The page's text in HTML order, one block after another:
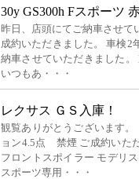
30y GS300h Fスポーツ
昨日、店頭にてご納車させて
成約いただきました。 車検2
納車させていただきました
いつもあ・・・
レクサス ＧＳ入庫！
観覧ありがとうございます。
ョン4.5点 禁煙 ご成約いた
フロントスポイラー モデリ
スポーツ専用・・・